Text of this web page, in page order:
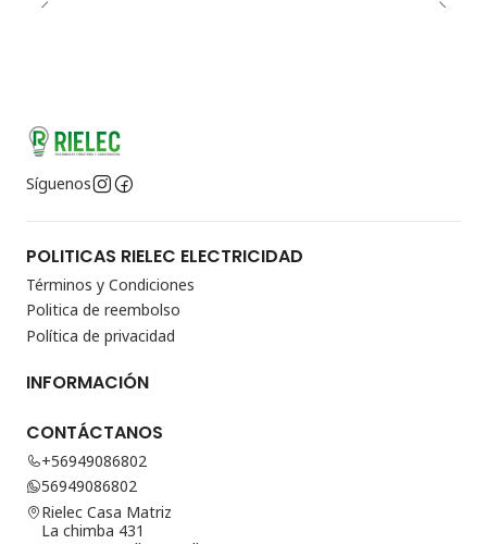
Síguenos
POLITICAS RIELEC ELECTRICIDAD
Términos y Condiciones
Politica de reembolso
Política de privacidad
INFORMACIÓN
CONTÁCTANOS
+56949086802
56949086802
Rielec Casa Matriz
La chimba 431